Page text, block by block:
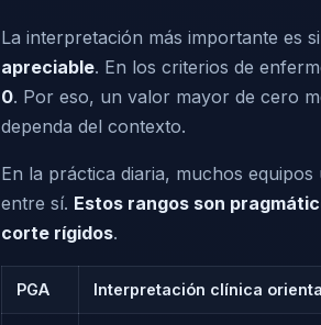
La interpretación más importante es
apreciable. En los criterios de
0. Por eso, un valor mayor de cero
dependa del contexto.
En la práctica diaria, muchos
entre sí. Estos rangos son
corte rígidos.
PGA Interpretación clínica